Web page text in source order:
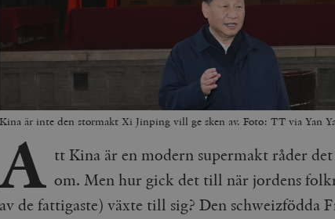
Kina är inte den stormakt Xi Jinping vill ge sken av. Foto: TT via Yan
A tt Kina är en modern supermakt råder
om. Men hur gick det till när jordens
av de fattigaste) växte till sig? Den schweizfödda